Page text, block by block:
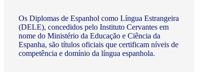
Os Diplomas de Espanhol como Língua Estrangeira
(DELE), concedidos pelo Instituto Cervantes em
nome do Ministério da Educação e Ciência da
Espanha, são títulos oficiais que certificam níveis de
competência e domínio da língua espanhola.